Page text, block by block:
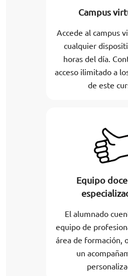
Campus
Accede al campus
cualquier
horas del día.
acceso ilimitado a
de este
Equipo
El alumnado
equipo de
área de formación,
un